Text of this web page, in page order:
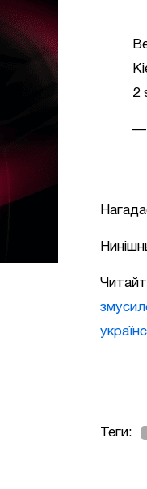
2
—
Теги: